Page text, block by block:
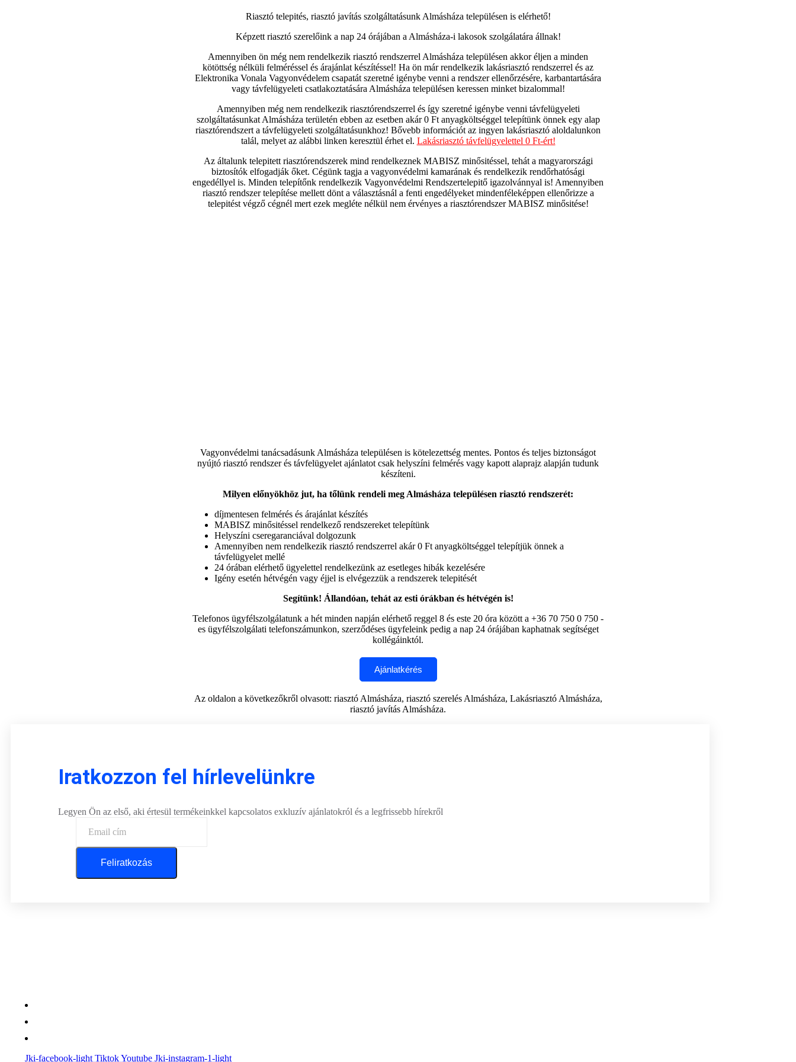
Riasztó telepités, riasztó javítás szolgáltatásunk Almásháza településen is elérhető!
Képzett riasztó szerelőink a nap 24 órájában a Almásháza-i lakosok szolgálatára állnak!
Amennyiben ön még nem rendelkezik riasztó rendszerrel Almásháza településen akkor éljen a minden
kötöttség nélküli felméréssel és árajánlat készítéssel! Ha ön már rendelkezik lakásriasztó rendszerrel és az
Elektronika Vonala Vagyonvédelem csapatát szeretné igénybe venni a rendszer ellenőrzésére, karbantartására
vagy távfelügyeleti csatlakoztatására Almásháza településen keressen minket bizalommal!
Amennyiben még nem rendelkezik riasztórendszerrel és így szeretné igénybe venni távfelügyeleti
szolgáltatásunkat Almásháza területén ebben az esetben akár 0 Ft anyagköltséggel telepítünk önnek egy alap
riasztórendszert a távfelügyeleti szolgáltatásunkhoz! Bővebb információt az ingyen lakásriasztó aloldalunkon
talál, melyet az alábbi linken keresztül érhet el. Lakásriasztó távfelügyelettel 0 Ft-ért!
Az általunk telepitett riasztórendszerek mind rendelkeznek MABISZ minősitéssel, tehát a magyarországi
biztosítók elfogadják őket. Cégünk tagja a vagyonvédelmi kamarának és rendelkezik rendőrhatósági
engedéllyel is. Minden telepítőnk rendelkezik Vagyonvédelmi Rendszertelepitő igazolvánnyal is! Amennyiben
riasztó rendszer telepítése mellett dönt a választásnál a fenti engedélyeket mindenféleképpen ellenőrizze a
telepitést végző cégnél mert ezek megléte nélkül nem érvényes a riasztórendszer MABISZ minősitése!
Vagyonvédelmi tanácsadásunk Almásháza településen is kötelezettség mentes. Pontos és teljes biztonságot
nyújtó riasztó rendszer és távfelügyelet ajánlatot csak helyszíni felmérés vagy kapott alaprajz alapján tudunk
készíteni.
Milyen előnyökhöz jut, ha tőlünk rendeli meg Almásháza településen riasztó rendszerét:
díjmentesen felmérés és árajánlat készítés
MABISZ minősitéssel rendelkező rendszereket telepítünk
Helyszíni cseregaranciával dolgozunk
Amennyiben nem rendelkezik riasztó rendszerrel akár 0 Ft anyagköltséggel telepítjük önnek a
távfelügyelet mellé
24 órában elérhető ügyelettel rendelkezünk az esetleges hibák kezelésére
Igény esetén hétvégén vagy éjjel is elvégezzük a rendszerek telepitését
Segítünk! Állandóan, tehát az esti órákban és hétvégén is!
Telefonos ügyfélszolgálatunk a hét minden napján elérhető reggel 8 és este 20 óra között a +36 70 750 0 750 -
es ügyfélszolgálati telefonszámunkon, szerződéses ügyfeleink pedig a nap 24 órájában kaphatnak segítséget
kollégáinktól.
Az oldalon a következőkről olvasott: riasztó Almásháza, riasztó szerelés Almásháza, Lakásriasztó Almásháza,
riasztó javítás Almásháza.
Iratkozzon fel hírlevelünkre
Legyen Ön az első, aki értesül termékeinkkel kapcsolatos exkluzív ajánlatokról és a legfrissebb hírekről
Feliratkozás
Jki-facebook-light TiktokYoutube Jki-instagram-1-light